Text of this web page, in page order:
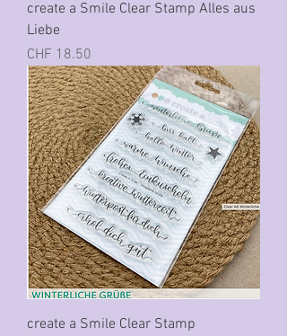
create a Smile Clear Stamp Alles aus
Liebe
Preis
CHF 18.50
create a Smile Clear Stamp